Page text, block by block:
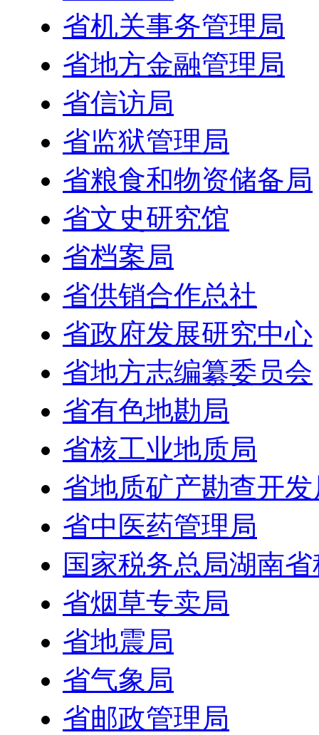
省机关事务管理局
省地方金融管理局
省信访局
省监狱管理局
省粮食和物资储备局
省文史研究馆
省档案局
省供销合作总社
省政府发展研究中心
省地方志编纂委员会
省有色地勘局
省核工业地质局
省地质矿产勘查开发
省中医药管理局
国家税务总局湖南
省烟草专卖局
省地震局
省气象局
省邮政管理局